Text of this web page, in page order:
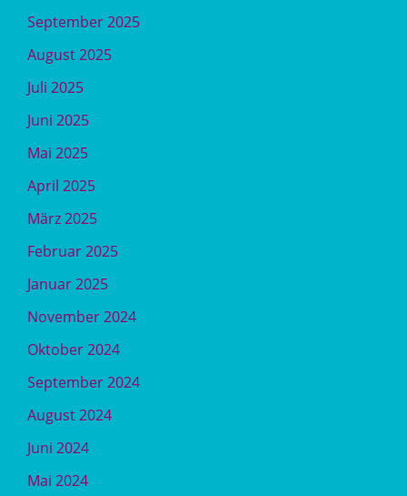
September 2025
August 2025
Juli 2025
Juni 2025
Mai 2025
April 2025
März 2025
Februar 2025
Januar 2025
November 2024
Oktober 2024
September 2024
August 2024
Juni 2024
Mai 2024